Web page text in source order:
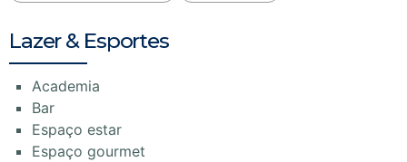
Lazer & Esportes
Academia
Bar
Espaço estar
Espaço gourmet